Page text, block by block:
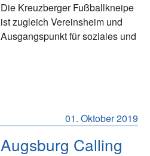
Die Kreuzberger Fußballkneipe
ist zugleich Vereinsheim und
Ausgangspunkt für soziales und
01. Oktober 2019
Augsburg Calling